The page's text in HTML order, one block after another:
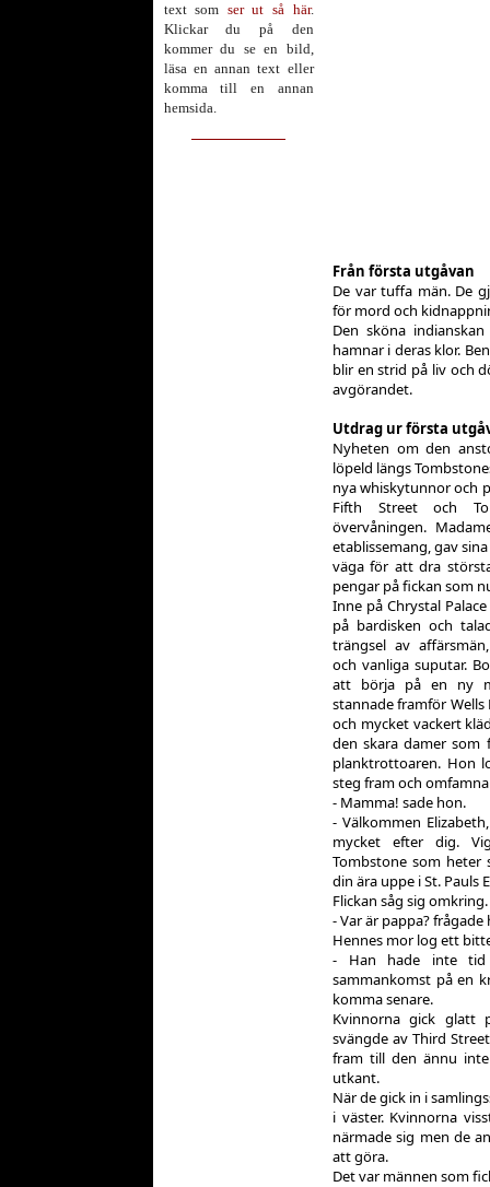
text som ser ut så här.
Klickar du på den
kommer du se en bild,
läsa en annan text eller
komma till en annan
hemsida.
Från första utgåvan
De var tuffa män. De
för mord och
Den sköna
hamnar i deras klor.
blir en strid på liv och
avgörandet.
Utdrag ur första
Nyheten om den
löpeld längs
nya whiskytunnor och
Fifth Street och
övervåningen.
etablissemang, gav
väga för att dra
pengar på fickan som
Inne på Chrystal
på bardisken och
trängsel av
och vanliga suputar.
att börja på en ny
stannade framför Wells
och mycket vackert
den skara damer som
planktrottoaren. Hon
steg fram och
- Mamma! sade hon.
- Välkommen
mycket efter dig.
Tombstone som
din ära uppe i St. Pauls
Flickan såg sig omkring.
- Var är pappa? frågade
Hennes mor log ett
- Han hade inte
sammankomst på en
komma senare.
Kvinnorna gick glatt
svängde av Third
fram till den ännu
utkant.
När de gick in i
i väster. Kvinnorna
närmade sig men de
att göra.
Det var männen som